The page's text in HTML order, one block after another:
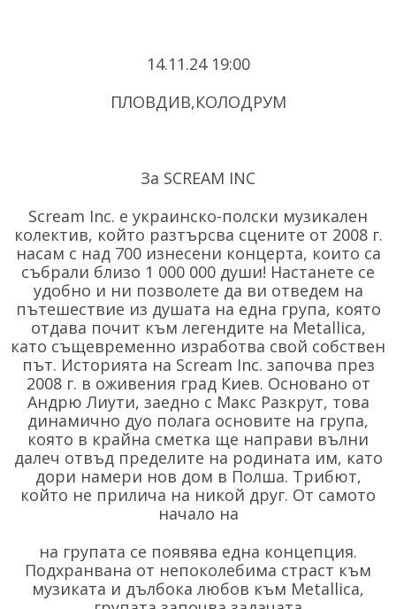
14.11.24 19:00
ПЛОВДИВ,КОЛОДРУМ
За SCREAM INC
Scream Inc. е украинско-полски музикален
колектив, който разтърсва сцените от 2008 г.
насам с над 700 изнесени концерта, които са
събрали близо 1 000 000 души! Настанете се
удобно и ни позволете да ви отведем на
пътешествие из душата на една група, която
отдава почит към легендите на Metallica,
като същевременно изработва свой собствен
път. Историята на Scream Inc. започва през
2008 г. в оживения град Киев. Основано от
Андрю Лиути, заедно с Макс Разкрут, това
динамично дуо полага основите на група,
която в крайна сметка ще направи вълни
далеч отвъд пределите на родината им, като
дори намери нов дом в Полша. Трибют,
който не прилича на никой друг. От самото
начало на
на групата се появява една концепция.
Подхранвана от непоколебима страст към
музиката и дълбока любов към Metallica,